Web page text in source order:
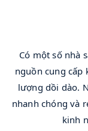
Có một số nhà
nguồn cung
lượng dồi dào.
nhanh chóng và
kinh